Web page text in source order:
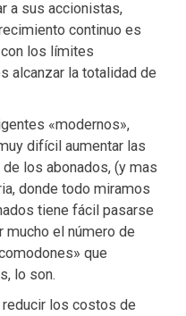
a sus accionistas,
continuo es
los límites
alcanzar la totalidad de
«modernos»,
difícil aumentar las
los abonados, (y mas
donde todo miramos
tiene fácil pasarse
mucho el número de
que
lo son.
reducir los costos de